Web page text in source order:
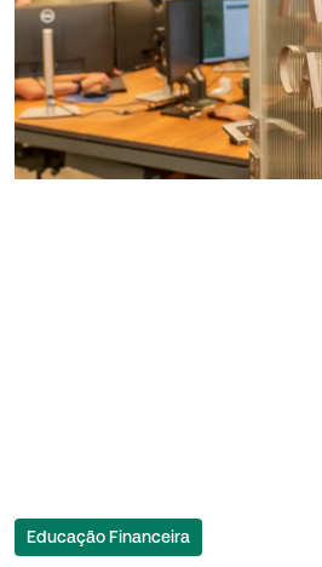
Educação Financeira